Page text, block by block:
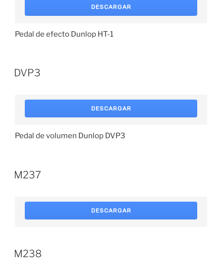
DESCARGAR
Pedal de efecto Dunlop HT-1
DVP3
DESCARGAR
Pedal de volumen Dunlop DVP3
M237
DESCARGAR
M238